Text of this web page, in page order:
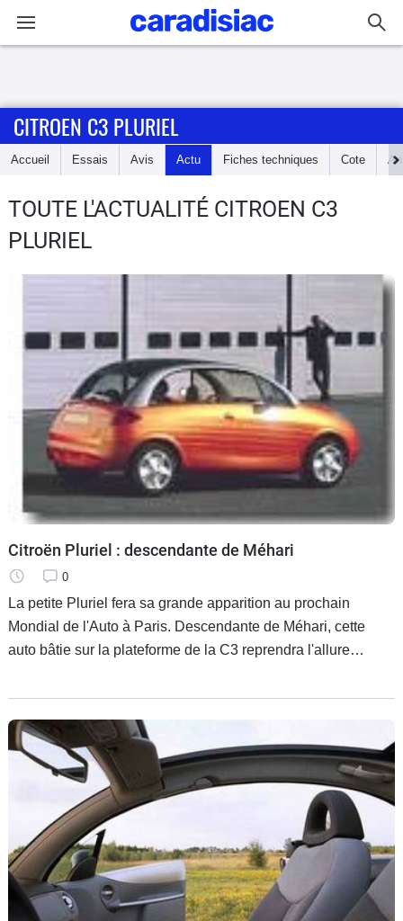
Accueil
Essais
Electriques
Utilitaires
Flottes
Services
Moto
Marques
CITROEN C3 PLURIEL
Accueil Essais Avis Actu Fiches techniques Cote
TOUTE L'ACTUALITÉ CITROEN C3
PLURIEL
Citroën Pluriel : descendante de Méhari
0
La petite Pluriel fera sa grande apparition au prochain
Mondial de l'Auto à Paris. Descendante de Méhari, cette
auto bâtie sur la plateforme de la C3 reprendra l'allure
modifications, dont les